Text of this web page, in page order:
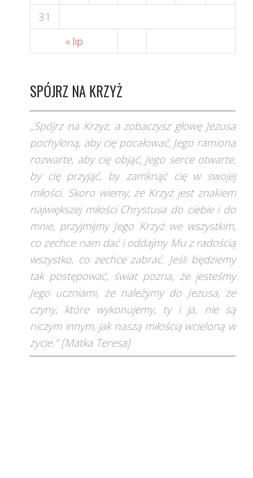
« lip
31
SPÓJRZ NA KRZYŻ
„Spójrz na Krzyż, a zobaczysz głowę Jezusa
pochyloną, aby cię pocałować, Jego ramiona
rozwarte, aby cię objąć, Jego serce otwarte,
by cię przyjąć, by zamknąć cię w swojej
miłości. Skoro wiemy, że Krzyż jest znakiem
największej miłości Chrystusa do ciebie i do
mnie, przyjmijmy Jego Krzyż we wszystkim,
co zechce nam dać i oddajmy Mu z radością
wszystko, co zechce zabrać. Jeśli będziemy
tak postępować, świat pozna, że jesteśmy
Jego uczniami, że należymy do Jezusa, że
czyny, które wykonujemy, ty i ja, nie są
niczym innym, jak naszą miłością wcieloną w
życie.” [Matka Teresa]